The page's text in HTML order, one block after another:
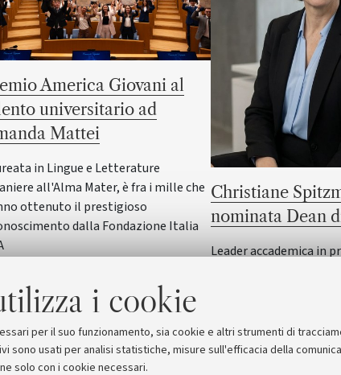
i cookie
per il suo funzionamento, sia cookie e altri strumenti di
sono usati per analisi statistiche, misure sull'efficacia della
solo con i cookie necessari.
America Giovani al
universitario ad
Mattei
in Lingue e Letterature
all'Alma Mater, è fra i mille che
ottenuto il prestigioso
dalla Fondazione Italia
Christiane
nominata Dean
Leader accademica in
dal 15 settembre